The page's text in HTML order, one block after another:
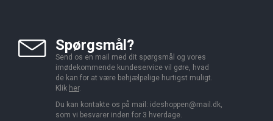
Spørgsmål?
Send os en mail med dit spørgsmål og vores
imødekommende kundeservice vil gøre, hvad
de kan for at være behjælpelige hurtigst muligt.
Klik her.
Du kan kontakte os på mail: ideshoppen@mail.dk,
som vi besvarer inden for 3 hverdage.